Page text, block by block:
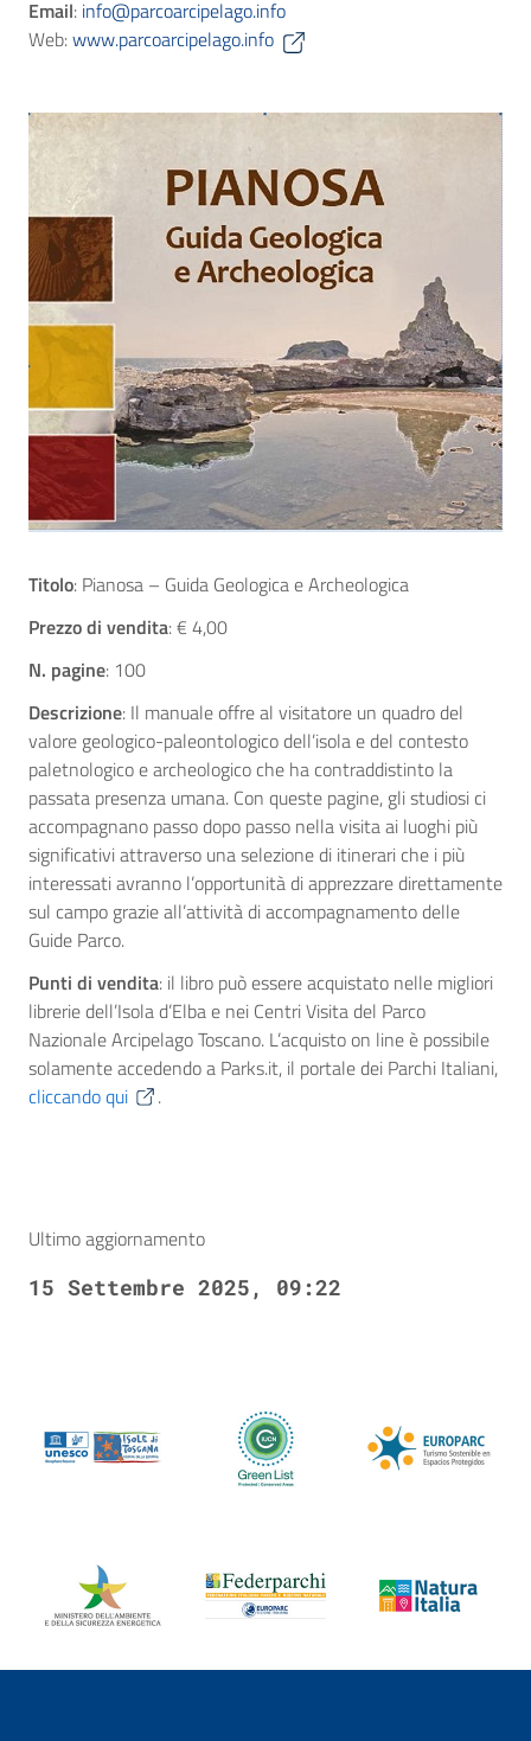
Email: info@parcoarcipelago.info
Web:www.parcoarcipelago.info
Titolo: Pianosa – Guida Geologica e Archeologica
Prezzo di vendita: € 4,00
N. pagine: 100
Descrizione: Il manuale offre al visitatore un quadro del
valore geologico-paleontologico dell’isola e del contesto
paletnologico e archeologico che ha contraddistinto la
passata presenza umana. Con queste pagine, gli studiosi ci
accompagnano passo dopo passo nella visita ai luoghi più
significativi attraverso una selezione di itinerari che i più
interessati avranno l’opportunità di apprezzare direttamente
sul campo grazie all’attività di accompagnamento delle
Guide Parco.
Punti di vendita: il libro può essere acquistato nelle migliori
librerie dell’Isola d’Elba e nei Centri Visita del Parco
Nazionale Arcipelago Toscano. L’acquisto on line è possibile
solamente accedendo a Parks.it, il portale dei Parchi Italiani,
cliccando qui
.
Ultimo aggiornamento
15 Settembre 2025, 09:22